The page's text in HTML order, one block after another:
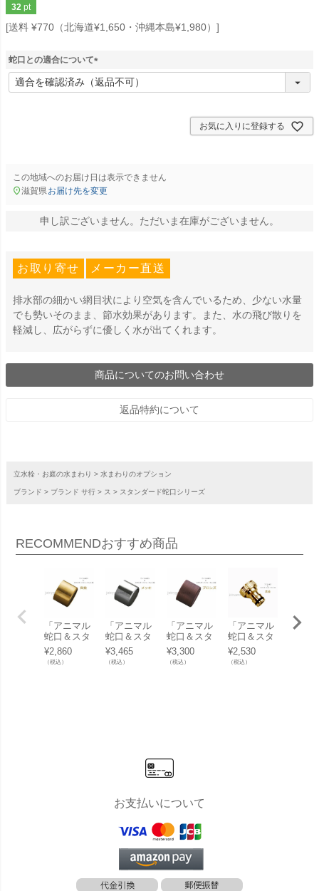
32 pt
送料 ¥770（北海道¥1,650・沖縄本島¥1,980）
蛇口との適合について
(
必
お気に入りに登録する
この地域へのお届け日は表示できません
滋賀県お届け先を変更
申し訳ございません。ただいま在庫がございません。
お取り寄せ メーカー直送
排水部の細かい網目状により空気を含んでいるため、少ない水量
でも勢いそのまま、節水効果があります。また、水の飛び散りを
軽減し、広がらずに優しく水が出てくれます。
商品についてのお問い合わせ
返品特約について
立水栓・お庭の水まわり 水まわりのオプション
ブランド ブランド サ行 ス スタンダード蛇口シリーズ
RECOMMENDおすすめ商品
「アニマル
蛇口＆スタ
ンダード蛇
口 専用 泡
沫アダプタ
¥2,860
（税込）
「アニマル
蛇口＆スタ
ンダード蛇
口 専用 泡
沫アダプタ
¥3,465
（税込）
「アニマル
蛇口＆スタ
ンダード蛇
口 専用 泡
沫アダプタ
¥3,300
（税込）
「アニマル
蛇口＆スタ
ンダード蛇
口 専用ホー
スアダプタ
¥2,530
（税込）
「ア
お支払いについて